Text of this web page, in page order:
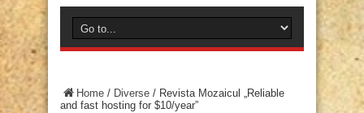
Home / Diverse / Revista Mozaicul „Reliable
and fast hosting for $10/year”